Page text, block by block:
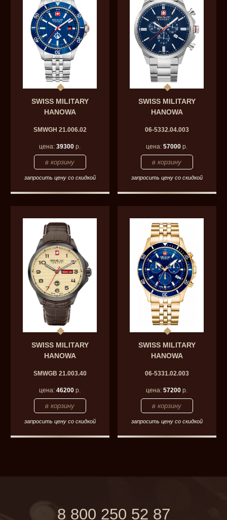
SWISS MILITARY
HANOWA
SMWGH 21.006.02
цена:39300 р.
запросить цену со скидкой
SWISS MILITARY
HANOWA
06-5332.04.003
цена:57000 р.
запросить цену со скидкой
SWISS MILITARY
HANOWA
SMWGB 21.003.40
цена:46200 р.
запросить цену со скидкой
SWISS MILITARY
HANOWA
06-5331.02.003
цена:57200 р.
запросить цену со скидкой
8 800 250 52 87